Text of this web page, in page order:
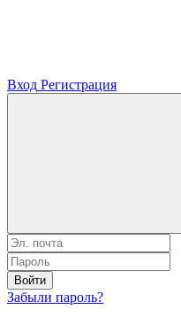
Вход Регистрация
Войти
Забыли пароль?